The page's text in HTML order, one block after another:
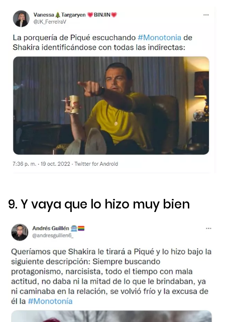
9. Y vaya que lo hizo muy bien